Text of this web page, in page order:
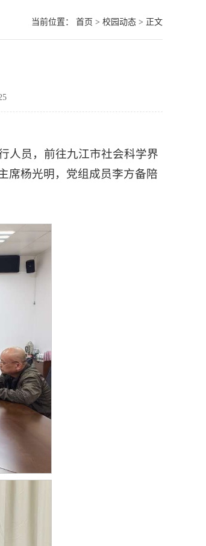
当前位置： 首页 > 校园动态 > 正文
人员，前往九江市社会科学界
席杨光明，党组成员李方备陪